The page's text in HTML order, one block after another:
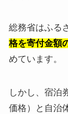
総務省はふる
格を寄付金額
めています。
しかし、宿泊
価格）と自治